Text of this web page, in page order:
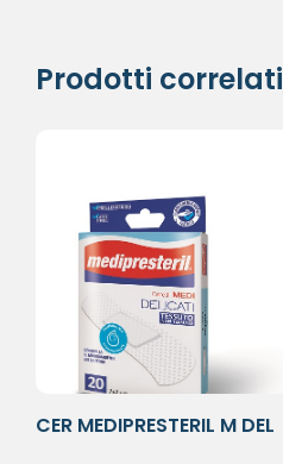
Prodotti correlati
CER MEDIPRESTERIL M DEL